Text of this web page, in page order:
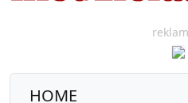
HOME